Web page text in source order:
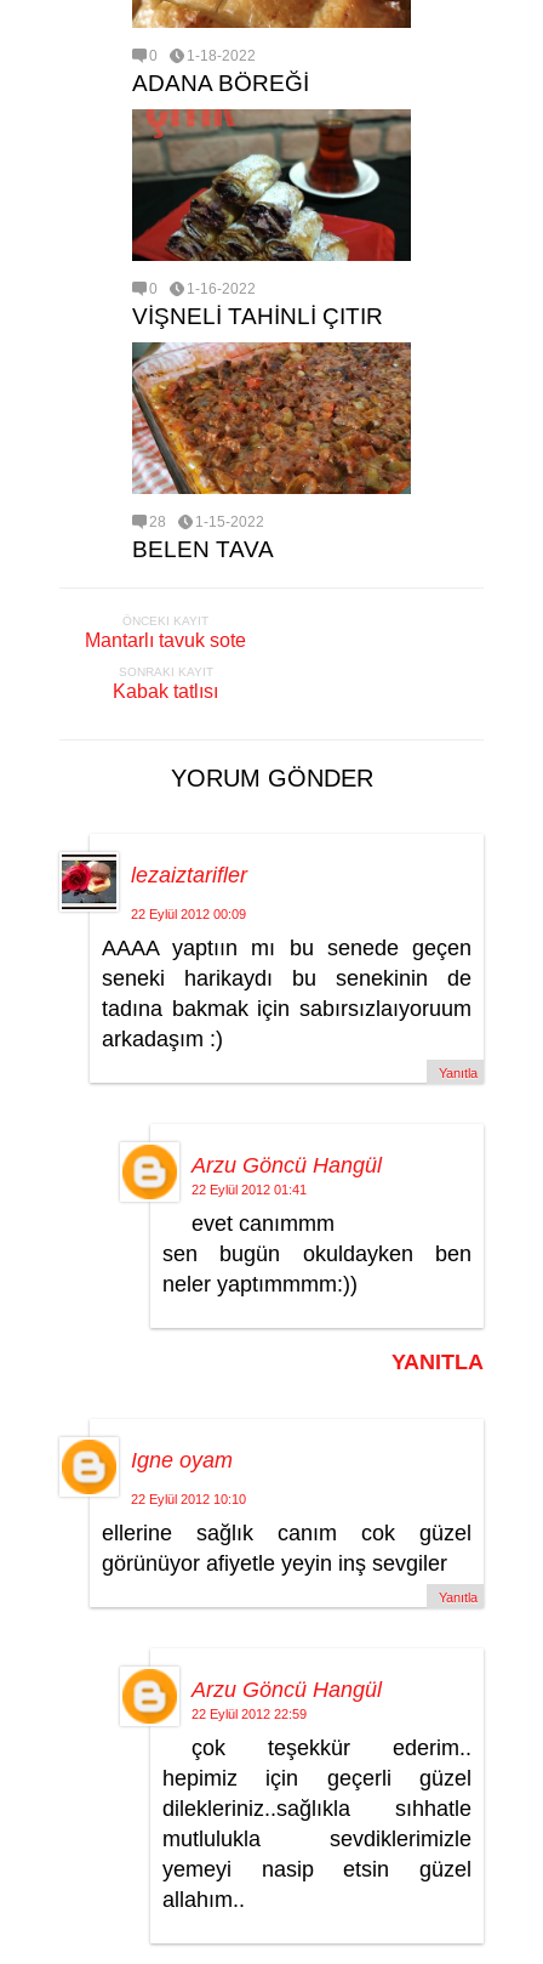
0 1-18-2022
ADANA BÖREĞİ
0 1-16-2022
VİŞNELİ TAHİNLİ ÇITIR
28 1-15-2022
BELEN TAVA
ÖNCEKI KAYIT
Mantarlı tavuk sote
SONRAKI KAYIT
Kabak tatlısı
YORUM GÖNDER
lezaiztarifler
22 Eylül 2012 00:09
AAAA yaptıın mı bu senede geçen
seneki harikaydı bu senekinin de
tadına bakmak için sabırsızlaıyoruum
arkadaşım :)
Yanıtla
Arzu Göncü Hangül
22 Eylül 2012 01:41
evet canımmm
sen bugün okuldayken ben
neler yaptımmmm:))
YANITLA
Igne oyam
22 Eylül 2012 10:10
ellerine sağlık canım cok güzel
görünüyor afiyetle yeyin inş sevgiler
Yanıtla
Arzu Göncü Hangül
22 Eylül 2012 22:59
çok teşekkür ederim..
hepimiz için geçerli güzel
dilekleriniz..sağlıkla sıhhatle
mutlulukla sevdiklerimizle
yemeyi nasip etsin güzel
allahım..